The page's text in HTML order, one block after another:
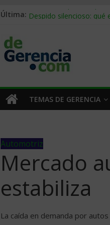
Última: Stablecoins para
Trabajo forzoso en la
Mercado hispano de EE.
TEMAS DE GERENCIA
Automotriz
Mercado
estabiliza
La caí­da en demanda por